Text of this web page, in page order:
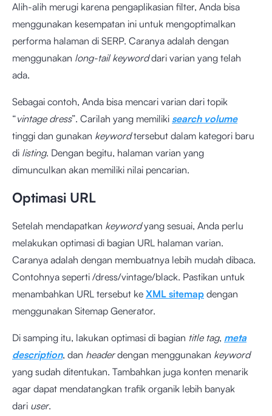
Alih-alih merugi karena pengaplikasian filter, Anda bisa
menggunakan kesempatan ini untuk mengoptimalkan
performa halaman di SERP. Caranya adalah dengan
menggunakan long-tail keyworddari varian yang telah
ada.
Sebagai contoh, Anda bisa mencari varian dari topik
“vintage dress”. Carilah yang memiliki search volume
tinggi dan gunakan keywordtersebut dalam kategori baru
di listing. Dengan begitu, halaman varian yang
dimunculkan akan memiliki nilai pencarian.
Optimasi URL
Setelah mendapatkan keywordyang sesuai, Anda perlu
melakukan optimasi di bagian URL halaman varian.
Caranya adalah dengan membuatnya lebih mudah dibaca.
Contohnya seperti /dress/vintage/black. Pastikan untuk
menambahkan URL tersebut ke XML sitemap dengan
menggunakan Sitemap Generator.
Di samping itu, lakukan optimasi di bagian title tag, meta
description, dan headerdengan menggunakan keyword
yang sudah ditentukan. Tambahkan juga konten menarik
agar dapat mendatangkan trafik organik lebih banyak
dari user.